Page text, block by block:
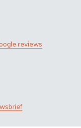
reviews